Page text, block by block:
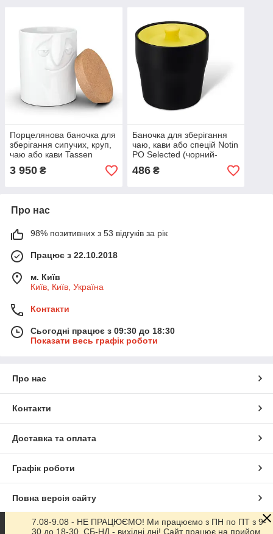
Порцелянова баночка для
зберігання сипучих, круп,
чаю або кави Tassen
Charming
3 950 ₴
Баночка для зберігання
чаю, кави або спецій Notin
PO Selected (чорний-
жовтий)
486₴
Про нас
98% позитивних з 53 відгуків за рік
Працює з 22.10.2018
м. Київ
Київ, Київ, Україна
Контакти
Сьогодні працює з 09:30 до 18:30
Показати весь графік роботи
Про нас
Контакти
Доставка та оплата
Графік роботи
Повна версія сайту
Сайт створено на маркетплейсіProm.ua
7.08-9.08 - НЕ ПРАЦЮЄМО! Ми працюємо з ПН по ПТ з 9-
30 до 18-30. СБ-НД - вихідні дні! Сайт працює на прийом